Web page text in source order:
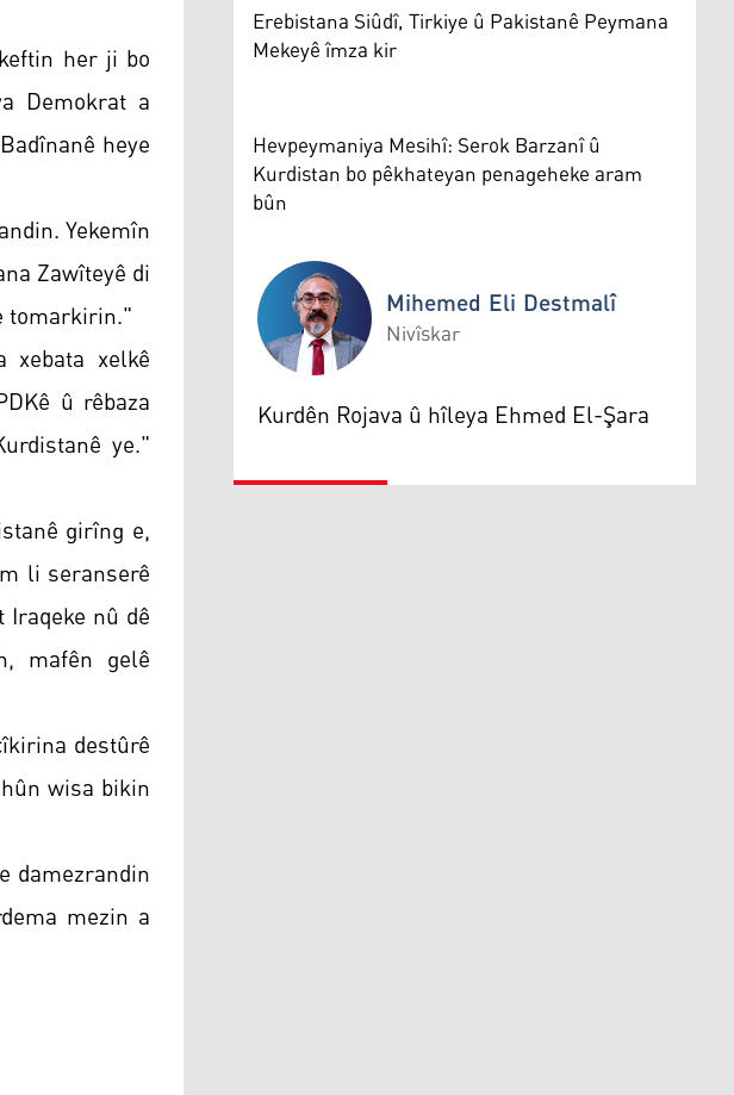
her ji bo
Demokrat a
heye
Yekemîn
Zawîteyê di
tomarkirin."
xelkê
û rêbaza
ye."
girîng e,
li seranserê
nû dê
mafên gelê
destûrê
wisa bikin
damezrandin
mezin a
Erebistana Siûdî, Tirkiye û Pakistanê Peymana
Mekeyê îmza kir
Hevpeymaniya Mesihî: Serok Barzanî û
Kurdistan bo pêkhateyan penageheke aram
bûn
Mihemed Eli Destmalî
Mihemed Eli Destmalî
Nivîskar
Kurdên Rojava û hîleya Ehmed El-Şara